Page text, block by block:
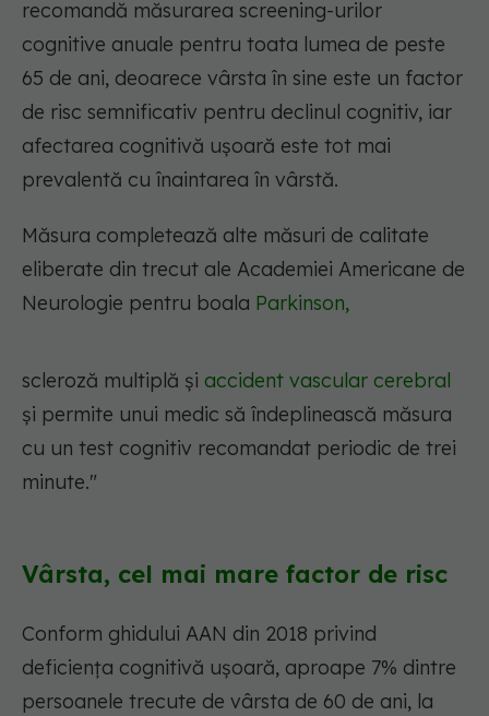
recomandă măsurarea screening-urilor
cognitive anuale pentru toata lumea de peste
65 de ani, deoarece vârsta în sine este un factor
de risc semnificativ pentru declinul cognitiv, iar
afectarea cognitivă ușoară este tot mai
prevalentă cu înaintarea în vârstă.
Măsura completează alte măsuri de calitate
eliberate din trecut ale Academiei Americane de
Neurologie pentru boala Parkinson,
scleroză multiplă și accident vascular cerebral
și permite unui medic să îndeplinească măsura
cu un test cognitiv recomandat periodic de trei
minute."
Vârsta, cel mai mare factor de risc
Conform ghidului AAN din 2018 privind
deficiența cognitivă ușoară, aproape 7% dintre
persoanele trecute de vârsta de 60 de ani, la